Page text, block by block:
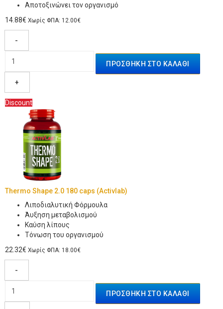
Αποτοξινώνει τον οργανισμό
14.88€ Χωρίς ΦΠΑ: 12.00€
-
+
Discount
Thermo Shape 2.0 180 caps (Activlab)
Λιποδιαλυτική Φόρμουλα
Άυξηση μεταβολισμού
Καύση λίπους
Τόνωση του οργανισμού
22.32€ Χωρίς ΦΠΑ: 18.00€
-